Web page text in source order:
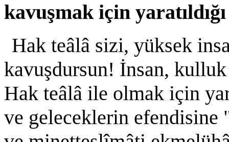
kavuşmak için
Hak teâlâ sizi, yüksek
kavuşdursun! İnsan,
Hak teâlâ ile olmak için
ve geleceklerin efendisine